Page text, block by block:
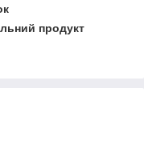
продукт